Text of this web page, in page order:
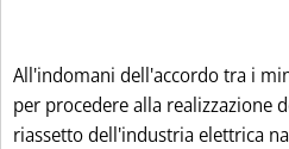
All'indomani dell'accordo tra i
per procedere alla realizzazione
riassetto dell'industria elettrica